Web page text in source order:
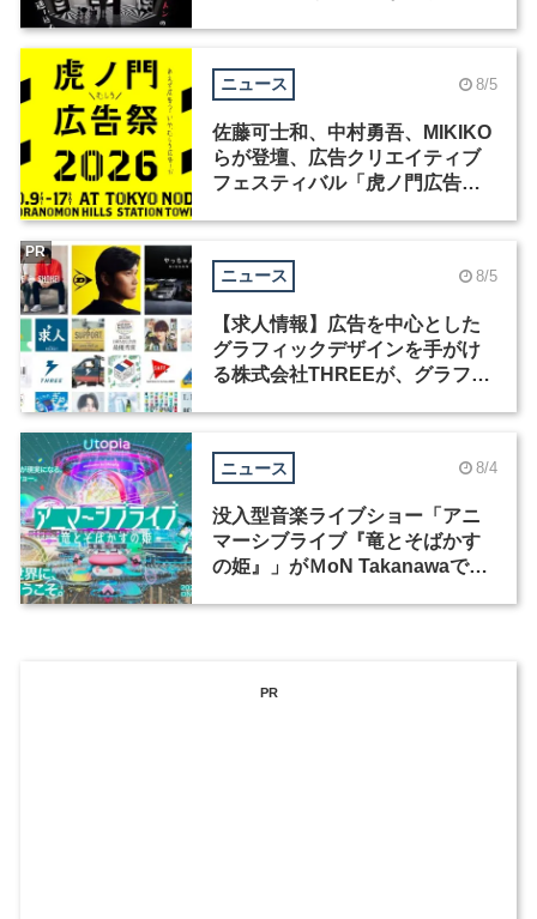
ニュース 8/5
佐藤可士和、中村勇吾、MIKIKO
らが登壇、広告クリエイティブ
フェスティバル「虎ノ門広告
ニュース 8/5
【求人情報】広告を中心とした
グラフィックデザインを手がけ
る株式会社THREEが、グラフィ
PR
ニュース 8/4
没入型音楽ライブショー「アニ
マーシブライブ『竜とそばかす
の姫』」がＭoN Takanawaで開
PR